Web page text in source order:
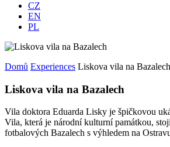
CZ
EN
PL
Domů Experiences Liskova vila na Bazalech
Liskova vila na Bazalech
Vila doktora Eduarda Lisky je špičkovou
Vila, která je národní kulturní památkou,
fotbalových Bazalech s výhledem na